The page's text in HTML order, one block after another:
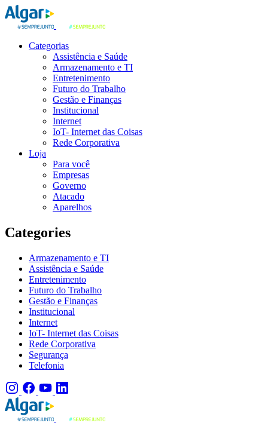
Categorias
Assistência e Saúde
Armazenamento e TI
Entretenimento
Futuro do Trabalho
Gestão e Finanças
Institucional
Internet
IoT- Internet das Coisas
Rede Corporativa
Loja
Para você
Empresas
Governo
Atacado
Aparelhos
Categories
Armazenamento e TI
Assistência e Saúde
Entretenimento
Futuro do Trabalho
Gestão e Finanças
Institucional
Internet
IoT- Internet das Coisas
Rede Corporativa
Segurança
Telefonia